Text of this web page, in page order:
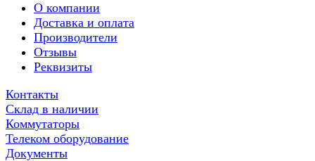
О компании
Доставка и оплата
Производители
Отзывы
Реквизиты
Контакты
Склад в наличии
Коммутаторы
Телеком оборудование
Документы